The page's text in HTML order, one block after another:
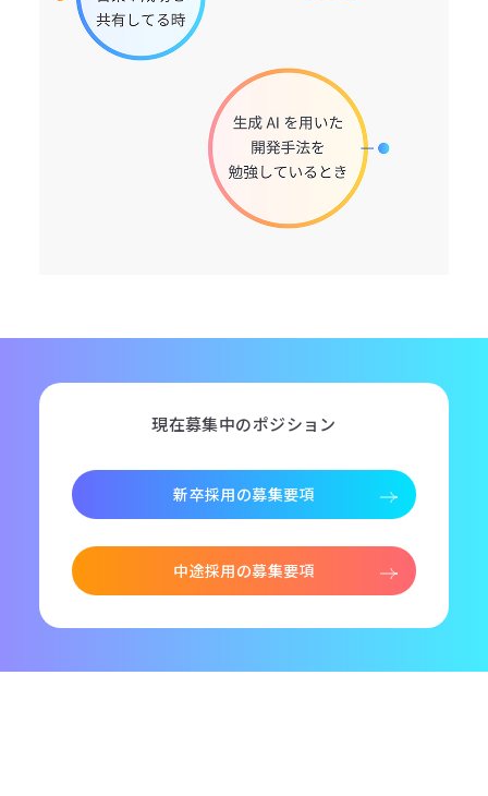
現在募集中のポジション
新卒採用の募集要項
中途採用の募集要項